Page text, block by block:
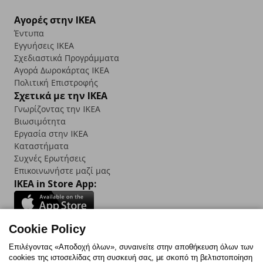
Αγορές στην IKEA
Έντυπα
Εγγυήσεις IKEA
Σχεδιαστικά Προγράμματα
Αγορά Δωρoκάρτας IKEA
Πολιτική Επιστροφής
Σχετικά με την IKEA
Γνωρίζοντας την IKEA
Βιωσιμότητα
Εργασία στην IKEA
Καταστήματα
Συχνές Ερωτήσεις
Επικοινωνήστε μαζί μας
IKEA in Store App:
Follow us:
Cookie Policy
Επιλέγοντας «Αποδοχή όλων», συναινείτε στην αποθήκευση όλων των
cookies της ιστοσελίδας στη συσκευή σας, με σκοπό τη βελτιστοποίηση